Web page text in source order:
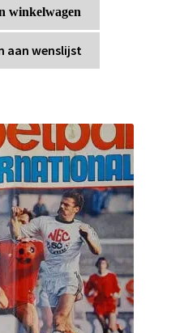
winkelwagen
aan wenslijst